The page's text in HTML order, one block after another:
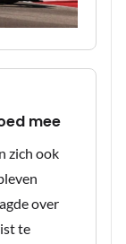
mee
zich ook
over
te